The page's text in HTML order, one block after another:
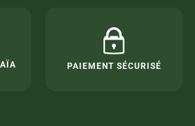
PAIEMENT SÉCURISÉ